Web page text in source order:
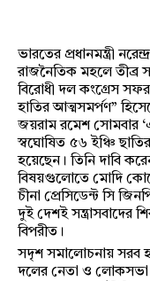
ভারতের প্রধানমন্ত্রী
রাজনৈতিক মহলে তীব্র
বিরোধী দল কংগ্রেস
হাতির আত্মসমর্পণ”
জয়রাম রমেশ সোমবার
স্বঘোষিত ৫৬ ইঞ্চি
হয়েছেন। তিনি দাবি
বিষয়গুলোতে মোদি
চীনা প্রেসিডেন্ট সি
দুই দেশই সন্ত্রাসবাদের
বিপরীত।
সদৃশ সমালোচনায় সরব
দলের নেতা ও